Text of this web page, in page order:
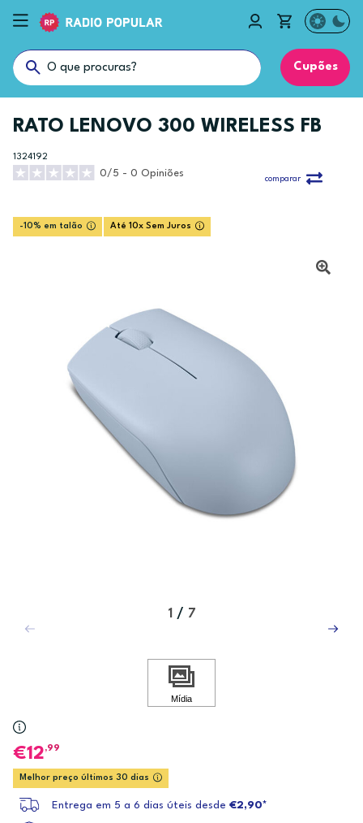
Cupões
RATO LENOVO 300 WIRELESS FB
1324192
0/5 - 0 Opiniões
comparar
-10% em talão Até 10x Sem Juros
1 / 7
12,99
Melhor preço últimos 30 dias
Entrega em 5 a 6 dias úteis desde €2,90*